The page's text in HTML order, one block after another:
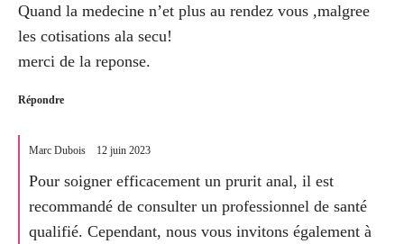
Quand la medecine n’et plus au rendez vous ,malgree
les cotisations ala secu!
merci de la reponse.
Répondre
Marc Dubois 12 juin 2023
Pour soigner efficacement un prurit anal, il est
recommandé de consulter un professionnel de santé
qualifié. Cependant, nous vous invitons également à